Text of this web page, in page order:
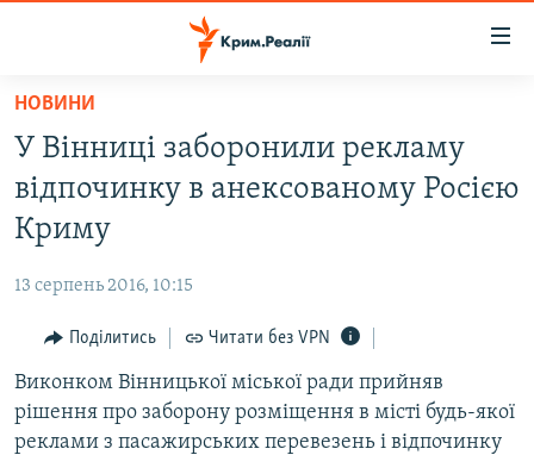
Перейти
основного
матеріалу
Перейти
до
основної
навігації
Перейти
пошуку
ВІДЕО ТА ФОТО
БЛОГИ
ПОГЛЯД
ІНТЕРВ'Ю
ВСЕ ЗА ДЕНЬ
НОВИНИ
У Вінниці заборонили рекламу
відпочинку в анексованому Росією
Криму
13 серпень 2016, 10:15
Поділитись Читати без VPN
Виконком Вінницької міської ради прийняв
рішення про заборону розміщення в місті будь-якої
реклами з пасажирських перевезень і відпочинку